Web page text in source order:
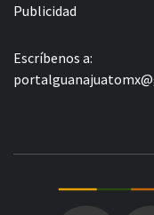
Publicidad
Escríbenos a: